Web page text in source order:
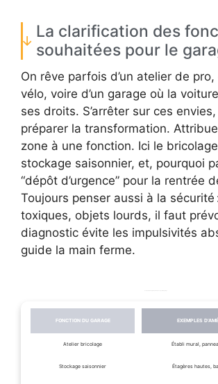
La clarification des
souhaitées pour le
On rêve parfois d’un atelier de pro,
vélo, voire d’un garage où la
ses droits. S’arrêter sur ces envies,
préparer la transformation.
zone à une fonction. Ici le
stockage saisonnier, et, pourquoi
“dépôt d’urgence” pour la rentrée
Toujours penser aussi à la sécurité
toxiques, objets lourds, il faut
diagnostic évite les impulsivités
guide la main ferme.
FONCTION DU GARAGE EXEMPLES
Atelier bricolage Établi mural,
Stockage saisonnier Étagères hautes,